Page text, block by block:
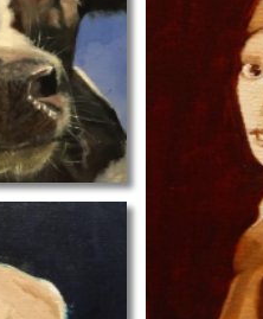
meisje met de parel